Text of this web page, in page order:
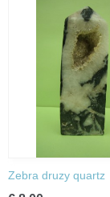
Zebra druzy quartz